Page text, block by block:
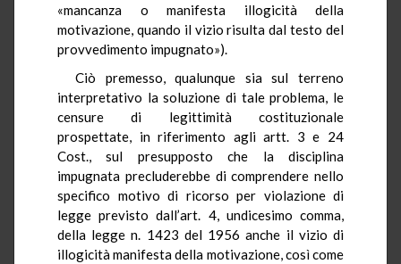
«mancanza o manifesta illogicità della
motivazione, quando il vizio risulta dal testo del
provvedimento impugnato»).
Ciò premesso, qualunque sia sul terreno
interpretativo la soluzione di tale problema, le
censure di legittimità costituzionale
prospettate, in riferimento agli artt. 3 e 24
Cost., sul presupposto che la disciplina
impugnata precluderebbe di comprendere nello
specifico motivo di ricorso per violazione di
legge previsto dall’art. 4, undicesimo comma,
della legge n. 1423 del 1956 anche il vizio di
illogicità manifesta della motivazione, così come